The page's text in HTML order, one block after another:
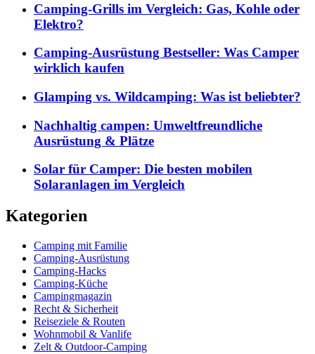
Camping-Grills im Vergleich: Gas, Kohle oder
Elektro?
Camping-Ausrüstung Bestseller: Was Camper
wirklich kaufen
Glamping vs. Wildcamping: Was ist beliebter?
Nachhaltig campen: Umweltfreundliche
Ausrüstung & Plätze
Solar für Camper: Die besten mobilen
Solaranlagen im Vergleich
Kategorien
Camping mit Familie
Camping-Ausrüstung
Camping-Hacks
Camping-Küche
Campingmagazin
Recht & Sicherheit
Reiseziele & Routen
Wohnmobil & Vanlife
Zelt & Outdoor-Camping